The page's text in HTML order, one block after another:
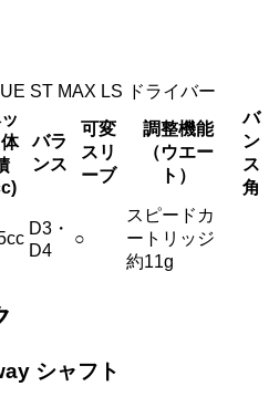
ST MAX LS ドライバー
体
バラ
ンス
可変
スリ
ーブ
調整機能
（ウエー
ト）
バ
ン
ス
角
D3・
D4
○
スピードカ
ートリッジ
約11g
シャフト